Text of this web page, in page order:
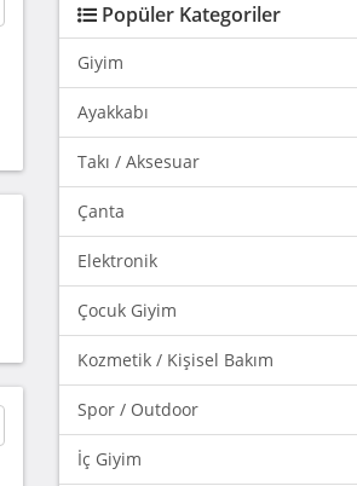
Popüler Kategoriler
Giyim
Ayakkabı
Takı / Aksesuar
Çanta
Elektronik
Çocuk Giyim
Kozmetik / Kişisel Bakım
Spor / Outdoor
İç Giyim